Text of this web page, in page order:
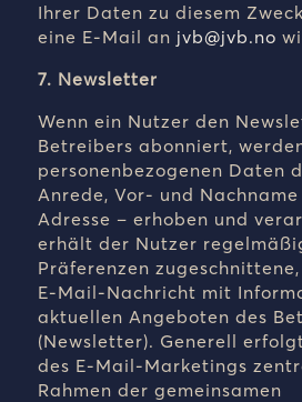
Ihrer Daten zu diesem
eine E-Mail an jvb@jvb.no
7. Newsletter
Wenn ein Nutzer den
Betreibers abonniert,
personenbezogenen Daten
Anrede, Vor- und
Adresse – erhoben und
erhält der Nutzer
Präferenzen
E-Mail-Nachricht mit
aktuellen Angeboten des
(Newsletter). Generell
des E-Mail-Marketings
Rahmen der gemeinsamen